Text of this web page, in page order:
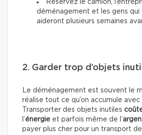
Réservez le camion,
déménagement et les gens qui
aideront plusieurs semaines
2. Garder trop d’objets
Le déménagement est souvent le
réalise tout ce qu’on accumule avec
Transporter des objets inutiles
l’énergie et parfois même de l’
payer plus cher pour un transport